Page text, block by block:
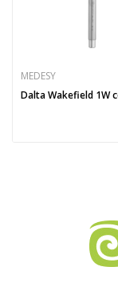
MEDESY
Dalta Wakefield 1W